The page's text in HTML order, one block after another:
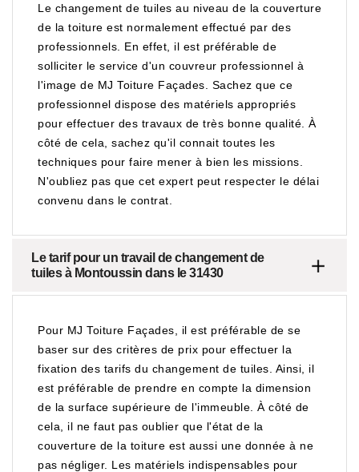
Le changement de tuiles au niveau de la couverture
de la toiture est normalement effectué par des
professionnels. En effet, il est préférable de
solliciter le service d'un couvreur professionnel à
l'image de MJ Toiture Façades. Sachez que ce
professionnel dispose des matériels appropriés
pour effectuer des travaux de très bonne qualité. À
côté de cela, sachez qu'il connait toutes les
techniques pour faire mener à bien les missions.
N'oubliez pas que cet expert peut respecter le délai
convenu dans le contrat.
Le tarif pour un travail de changement de
tuiles à Montoussin dans le 31430
Pour MJ Toiture Façades, il est préférable de se
baser sur des critères de prix pour effectuer la
fixation des tarifs du changement de tuiles. Ainsi, il
est préférable de prendre en compte la dimension
de la surface supérieure de l'immeuble. À côté de
cela, il ne faut pas oublier que l'état de la
couverture de la toiture est aussi une donnée à ne
pas négliger. Les matériels indispensables pour